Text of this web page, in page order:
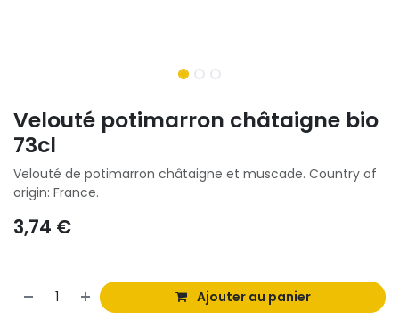
Velouté potimarron châtaigne bio
73cl
Velouté de potimarron châtaigne et muscade. Country of
origin: France.
3,74 €
Ajouter au panier